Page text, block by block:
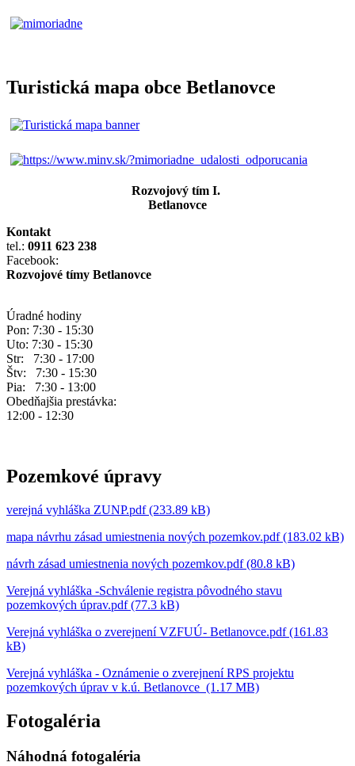
Turistická mapa obce Betlanovce
Rozvojový tím I.
Betlanovce
Kontakt
tel.: 0911 623 238
Facebook:
Rozvojové tímy Betlanovce
Úradné hodiny
Pon: 7:30 - 15:30
Uto: 7:30 - 15:30
Str: 7:30 - 17:00
Štv: 7:30 - 15:30
Pia: 7:30 - 13:00
Obedňajšia prestávka:
12:00 - 12:30
Pozemkové úpravy
verejná vyhláška ZUNP.pdf (233.89 kB)
mapa návrhu zásad umiestnenia nových pozemkov.pdf (183.02 kB)
návrh zásad umiestnenia nových pozemkov.pdf (80.8 kB)
Verejná vyhláška -Schválenie registra pôvodného stavu
pozemkových úprav.pdf (77.3 kB)
Verejná vyhláška o zverejnení VZFUÚ- Betlanovce.pdf (161.83
kB)
Verejná vyhláška - Oznámenie o zverejnení RPS projektu
pozemkových úprav v k.ú. Betlanovce (1.17 MB)
Fotogaléria
Náhodná fotogaléria